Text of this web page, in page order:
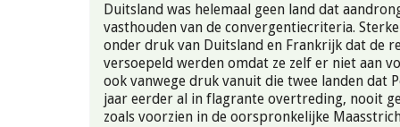
Duitsland was helemaal geen land dat
vasthouden van de convergentiecriteria.
onder druk van Duitsland en Frankrijk dat de
versoepeld werden omdat ze zelf er niet aan
ook vanwege druk vanuit die twee landen dat
jaar eerder al in flagrante overtreding, nooit
zoals voorzien in de oorspronkelijke